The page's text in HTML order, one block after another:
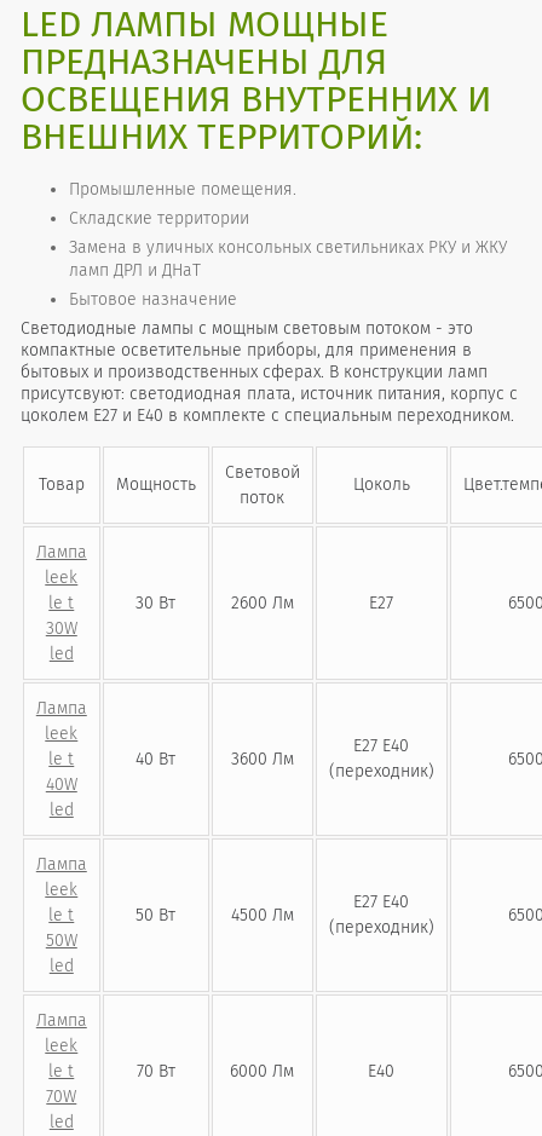
LED ЛАМПЫ МОЩНЫЕ
ПРЕДНАЗНАЧЕНЫ ДЛЯ
ОСВЕЩЕНИЯ ВНУТРЕННИХ И
ВНЕШНИХ ТЕРРИТОРИЙ:
Промышленные помещения.
Складские территории
Замена в уличных консольных светильниках РКУ и ЖКУ
ламп ДРЛ и ДНаТ
Бытовое назначение
Светодиодные лампы с мощным световым потоком - это
компактные осветительные приборы, для применения в
бытовых и производственных сферах. В конструкции ламп
присутсвуют: светодиодная плата, источник питания, корпус с
цоколем Е27 и Е40 в комплекте с специальным переходником.
Товар Мощность
Световой
поток
Цоколь
Лампа
leek
le t
30W
led
30 Вт 2600 Лм Е27
Лампа
leek
le t
40W
led
40 Вт 3600 Лм
Е27 Е40
(переходник)
Лампа
leek
le t
50W
led
50 Вт 4500 Лм
Е27 Е40
(переходник)
Лампа
leek
le t
70W
led
70 Вт 6000 Лм Е40